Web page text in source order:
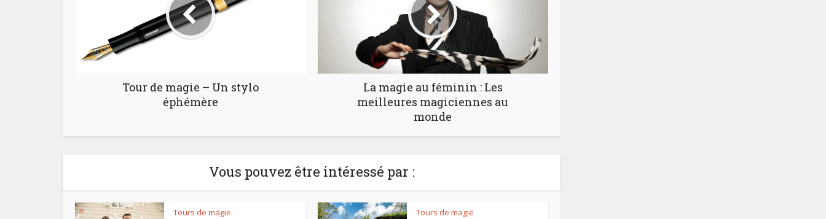
Tour de magie – Un stylo
éphémère
La magie au féminin : Les
meilleures magiciennes au
monde
Vous pouvez être intéressé par :
Tours de magie Tours de magie